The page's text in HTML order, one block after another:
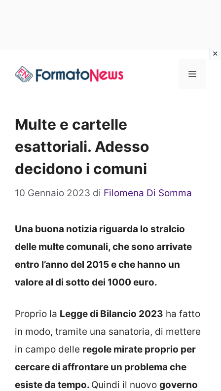
Menu
Multe e cartelle
esattoriali. Adesso
decidono i comuni
10 Gennaio 2023 di Filomena Di Somma
Una buona notizia riguarda lo stralcio
delle multe comunali, che sono arrivate
entro l’anno del 2015 e che hanno un
valore al di sotto dei 1000 euro.
Proprio la Legge di Bilancio 2023 ha fatto
in modo, tramite una sanatoria, di mettere
in campo delle regole mirate proprio per
cercare di affrontare un problema che
esiste da tempo. Quindi il nuovo governo